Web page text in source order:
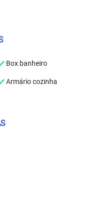
Box banheiro
Armário cozinha